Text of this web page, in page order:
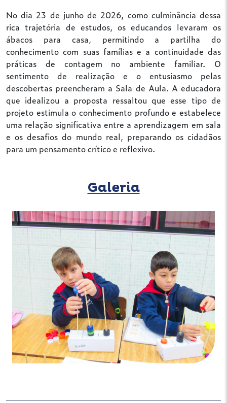
No dia 23 de junho de 2026, como culminância dessa
rica trajetória de estudos, os educandos levaram os
ábacos para casa, permitindo a partilha do
conhecimento com suas famílias e a continuidade das
práticas de contagem no ambiente familiar. O
sentimento de realização e o entusiasmo pelas
descobertas preencheram a Sala de Aula. A educadora
que idealizou a proposta ressaltou que esse tipo de
projeto estimula o conhecimento profundo e estabelece
uma relação significativa entre a aprendizagem em sala
e os desafios do mundo real, preparando os cidadãos
para um pensamento crítico e reflexivo.
Galeria